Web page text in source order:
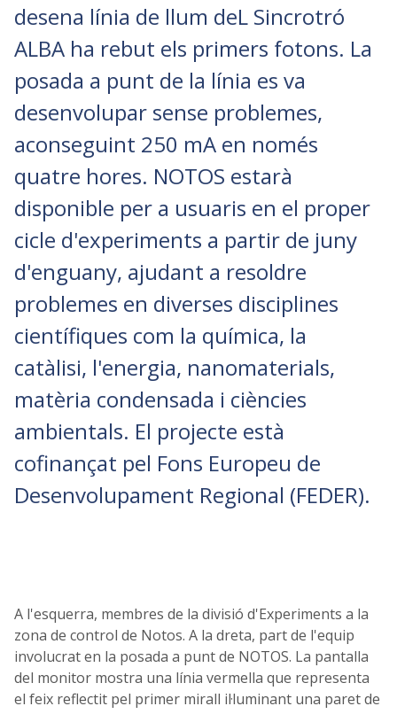
desena línia de llum deL Sincrotró
ALBA ha rebut els primers fotons. La
posada a punt de la línia es va
desenvolupar sense problemes,
aconseguint 250 mA en només
quatre hores. NOTOS estarà
disponible per a usuaris en el proper
cicle d'experiments a partir de juny
d'enguany, ajudant a resoldre
problemes en diverses disciplines
científiques com la química, la
catàlisi, l'energia, nanomaterials,
matèria condensada i ciències
ambientals. El projecte està
cofinançat pel Fons Europeu de
Desenvolupament Regional (FEDER).
A l'esquerra, membres de la divisió d'Experiments a la
zona de control de Notos. A la dreta, part de l'equip
involucrat en la posada a punt de NOTOS. La pantalla
del monitor mostra una línia vermella que representa
el feix reflectit pel primer mirall il·luminant una paret de